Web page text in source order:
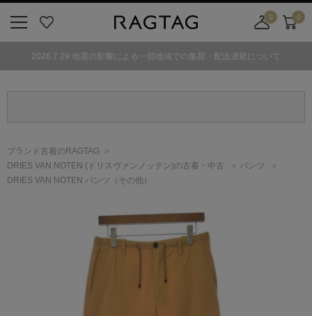
気
0
舗
カ
0
2026.7.29 地震の影響による一部地域での集荷・配送遅延について
ブランド古着のRAGTAG
DRIES VAN NOTEN (ドリスヴァンノッテン)の古着・中古
パンツ
DRIES VAN NOTEN パンツ（その他）